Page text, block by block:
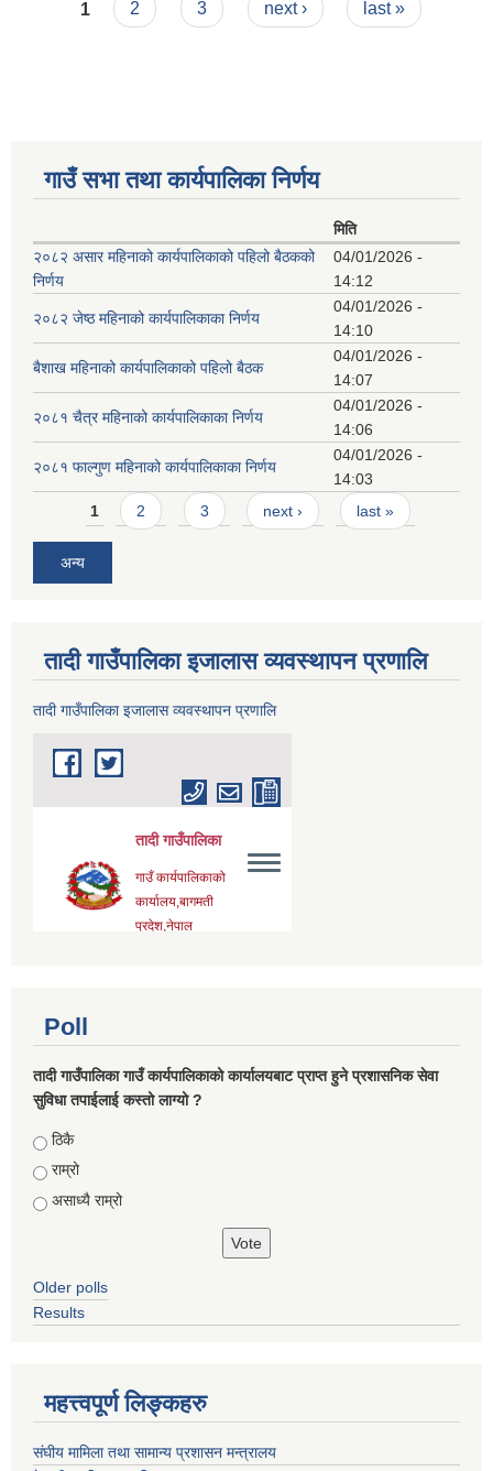
Pages
1 2 3 next › last »
गाउँ सभा तथा कार्यपालिका निर्णय
मिति
२०८२ असार महिनाको कार्यपालिकाको पहिलो बैठकको
निर्णय
04/01/2026 -
14:12
२०८२ जेष्ठ महिनाको कार्यपालिकाका निर्णय
04/01/2026 -
14:10
बैशाख महिनाको कार्यपालिकाको पहिलो बैठक
04/01/2026 -
14:07
२०८१ चैत्र महिनाको कार्यपालिकाका निर्णय
04/01/2026 -
14:06
२०८१ फाल्गुण महिनाको कार्यपालिकाका निर्णय
04/01/2026 -
14:03
Pages
1 2 3 next › last »
अन्य
तादी गाउँपालिका इजालास व्यवस्थापन प्रणालि
तादी गाउँपालिका इजालास व्यवस्थापन प्रणालि
Poll
तादी गाउँपालिका गाउँ कार्यपालिकाको कार्यालयबाट प्राप्त हुने प्रशासनिक सेवा
सुविधा तपाईलाई कस्तो लाग्यो ?
Choices
ठिकै
राम्रो
असाध्यै राम्रो
Older polls
Results
महत्त्वपूर्ण लिङ्कहरु
संघीय मामिला तथा सामान्य प्रशासन मन्त्रालय